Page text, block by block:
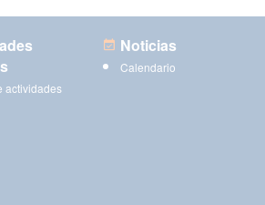
actividades
Noticias
Calendario